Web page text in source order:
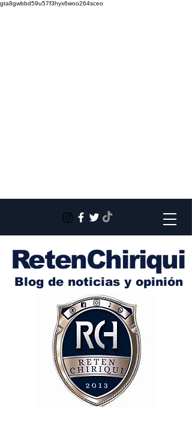
gta8gwbbd59u57f3hyx6woo264sceo
RetenChiriqui
Blog de noticias y opinión